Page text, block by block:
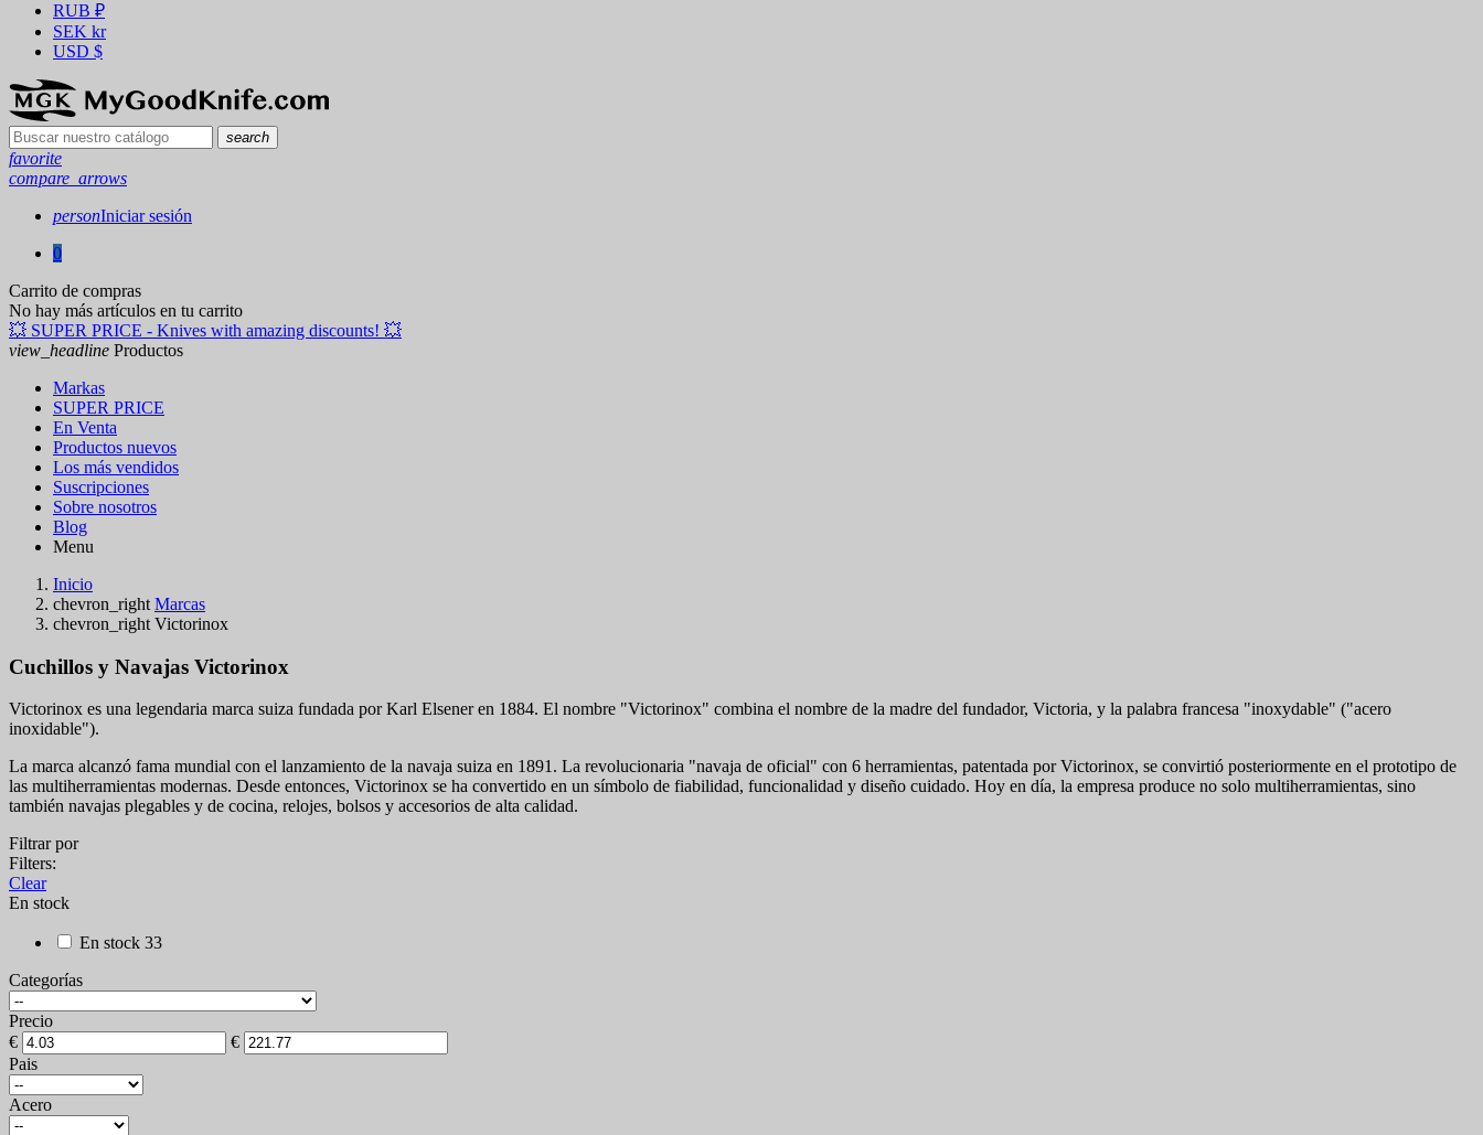
RUB ₽
SEK kr
USD $
search
favorite
compare_arrows
personIniciar sesión
0
Carrito de compras
No hay más artículos en tu carrito
💥 SUPER PRICE - Knives with amazing discounts! 💥
view_headline Productos
Markas
SUPER PRICE
En Venta
Productos nuevos
Los más vendidos
Suscripciones
Sobre nosotros
Blog
Menu
Inicio
chevron_right Marcas
chevron_right Victorinox
Cuchillos y Navajas Victorinox
Victorinox es una legendaria marca suiza fundada por Karl Elsener en 1884. El nombre "Victorinox" combina el nombre de la madre del fundador, Victoria, y la palabra francesa "inoxydable" ("acero
inoxidable").
La ​​marca alcanzó fama mundial con el lanzamiento de la navaja suiza en 1891. La revolucionaria "navaja de oficial" con 6 herramientas, patentada por Victorinox, se convirtió posteriormente en el prototipo de
las multiherramientas modernas. Desde entonces, Victorinox se ha convertido en un símbolo de fiabilidad, funcionalidad y diseño cuidado. Hoy en día, la empresa produce no solo multiherramientas, sino
también navajas plegables y de cocina, relojes, bolsos y accesorios de alta calidad.
Filtrar por
Filters:
Clear
En stock
En stock 33
Categorías
Precio
€
€
Pais
Acero